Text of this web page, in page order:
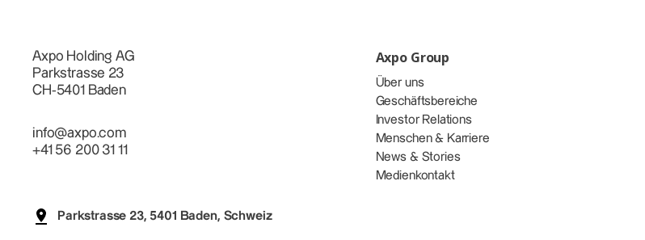
Axpo Holding AG
Parkstrasse 23
CH-5401 Baden
info@axpo.com
+41 56 200 31 11
Parkstrasse 23, 5401 Baden, Schweiz
Axpo Group
Über uns
Geschäftsbereiche
Investor Relations
Menschen & Karriere
News & Stories
Medienkontakt